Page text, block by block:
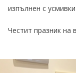
изпълнен с
Честит празник на